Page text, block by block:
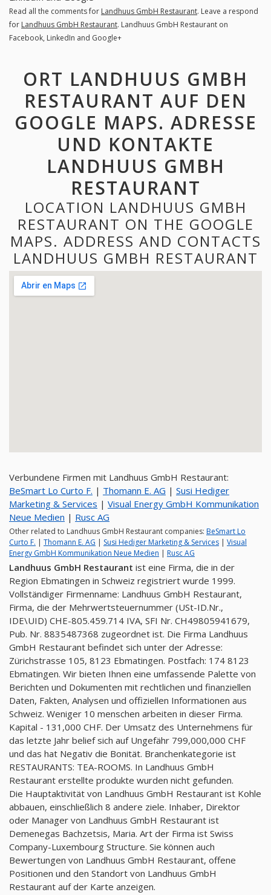
Read all the comments for Landhuus GmbH Restaurant. Leave a respond
for Landhuus GmbH Restaurant. Landhuus GmbH Restaurant on
Facebook, LinkedIn and Google+
ORT LANDHUUS GMBH
RESTAURANT AUF DEN
GOOGLE MAPS. ADRESSE
UND KONTAKTE
LANDHUUS GMBH
RESTAURANT
LOCATION LANDHUUS GMBH
RESTAURANT ON THE GOOGLE
MAPS. ADDRESS AND CONTACTS
LANDHUUS GMBH RESTAURANT
Verbundene Firmen mit Landhuus GmbH Restaurant:
BeSmart Lo Curto F. | Thomann E. AG | Susi Hediger
Marketing & Services | Visual Energy GmbH Kommunikation
Neue Medien | Rusc AG
Other related to Landhuus GmbH Restaurant companies: BeSmart Lo
Curto F. | Thomann E. AG | Susi Hediger Marketing & Services | Visual
Energy GmbH Kommunikation Neue Medien | Rusc AG
Landhuus GmbH Restaurant ist eine Firma, die in der
Region Ebmatingen in Schweiz registriert wurde 1999.
Vollständiger Firmenname: Landhuus GmbH Restaurant,
Firma, die der Mehrwertsteuernummer (USt-ID.Nr.,
IDE\UID) CHE-805.459.714 IVA, SFI Nr. CH49805941679,
Pub. Nr. 8835487368 zugeordnet ist. Die Firma Landhuus
GmbH Restaurant befindet sich unter der Adresse:
Zürichstrasse 105, 8123 Ebmatingen. Postfach: 174 8123
Ebmatingen. Wir bieten Ihnen eine umfassende Palette von
Berichten und Dokumenten mit rechtlichen und finanziellen
Daten, Fakten, Analysen und offiziellen Informationen aus
Schweiz. Weniger 10 menschen arbeiten in dieser Firma.
Kapital - 131,000 CHF. Der Umsatz des Unternehmens für
das letzte Jahr belief sich auf Ungefähr 799,000,000 CHF
und das hat Negativ die Bonität. Branchenkategorie ist
RESTAURANTS: TEA-ROOMS. In Landhuus GmbH
Restaurant erstellte produkte wurden nicht gefunden.
Die Hauptaktivität von Landhuus GmbH Restaurant ist Kohle
abbauen, einschließlich 8 andere ziele. Inhaber, Direktor
oder Manager von Landhuus GmbH Restaurant ist
Demenegas Bachzetsis, Maria. Art der Firma ist Swiss
Company-Luxembourg Structure. Sie können auch
Bewertungen von Landhuus GmbH Restaurant, offene
Positionen und den Standort von Landhuus GmbH
Restaurant auf der Karte anzeigen.